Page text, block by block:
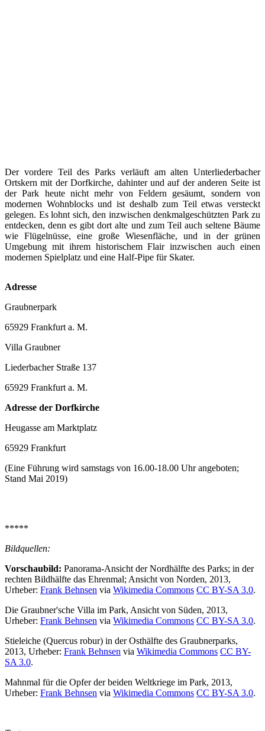
Der vordere Teil des Parks verläuft am alten Unterliederbacher
Ortskern mit der Dorfkirche, dahinter und auf der anderen Seite ist
der Park heute nicht mehr von Feldern gesäumt, sondern von
modernen Wohnblocks und ist deshalb zum Teil etwas versteckt
gelegen. Es lohnt sich, den inzwischen denkmalgeschützten Park zu
entdecken, denn es gibt dort alte und zum Teil auch seltene Bäume
wie Flügelnüsse, eine große Wiesenfläche, und in der grünen
Umgebung mit ihrem historischem Flair inzwischen auch einen
modernen Spielplatz und eine Half-Pipe für Skater.
Adresse
Graubnerpark
65929 Frankfurt a. M.
Villa Graubner
Liederbacher Straße 137
65929 Frankfurt a. M.
Adresse der Dorfkirche
Heugasse am Marktplatz
65929 Frankfurt
(Eine Führung wird samstags von 16.00-18.00 Uhr angeboten;
Stand Mai 2019)
*****
Bildquellen:
Vorschaubild: Panorama-Ansicht der Nordhälfte des Parks; in der
rechten Bildhälfte das Ehrenmal; Ansicht von Norden, 2013,
Urheber: Frank Behnsen via Wikimedia Commons CC BY-SA 3.0.
Die Graubner'sche Villa im Park, Ansicht von Süden, 2013,
Urheber: Frank Behnsen via Wikimedia Commons CC BY-SA 3.0.
Stieleiche (Quercus robur) in der Osthälfte des Graubnerparks,
2013, Urheber: Frank Behnsen via Wikimedia Commons CC BY-
SA 3.0.
Mahnmal für die Opfer der beiden Weltkriege im Park, 2013,
Urheber: Frank Behnsen via Wikimedia Commons CC BY-SA 3.0.